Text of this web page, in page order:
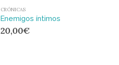
CRÓNICAS
Enemigos íntimos
20,00€